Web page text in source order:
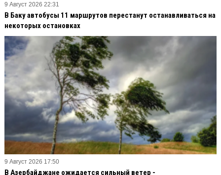
9 Август 2026 22:31
В Баку автобусы 11 маршрутов перестанут останавливаться на
некоторых остановках
9 Август 2026 17:50
В Азербайджане ожидается сильный ветер -